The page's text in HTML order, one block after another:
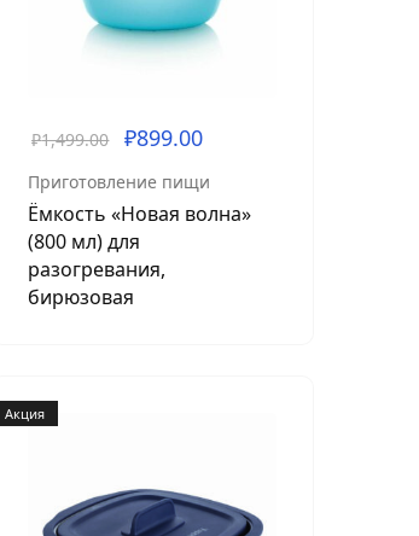
₽1,499.00 ₽899.00
Приготовление пищи
Ёмкость «Новая волна»
(800 мл) для
разогревания,
бирюзовая
Акция